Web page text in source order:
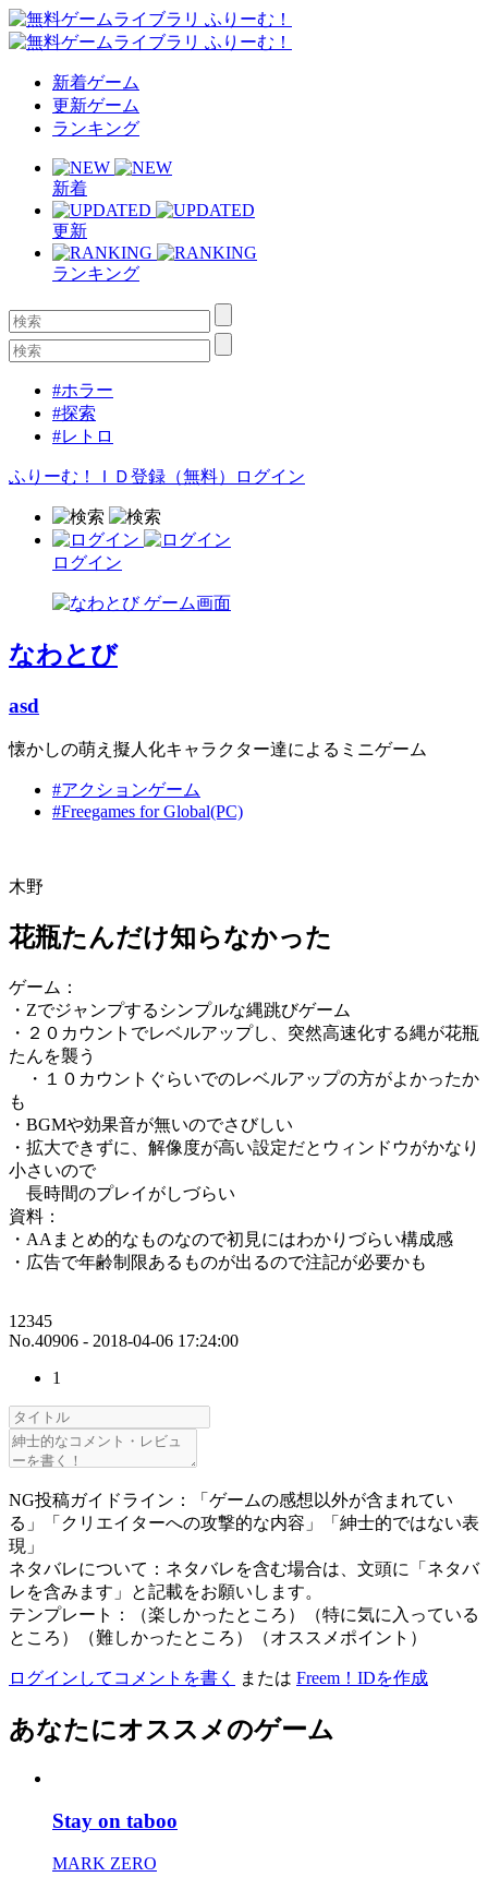
新着ゲーム
更新ゲーム
ランキング
新着
更新
ランキング
#ホラー
#探索
#レトロ
ふりーむ！ＩＤ登録（無料） ログイン
ログイン
なわとび
asd
懐かしの萌え擬人化キャラクター達によるミニゲーム
#アクションゲーム
#Freegames for Global(PC)
木野
花瓶たんだけ知らなかった
ゲーム：
・Zでジャンプするシンプルな縄跳びゲーム
・２０カウントでレベルアップし、突然高速化する縄が花瓶
たんを襲う
・１０カウントぐらいでのレベルアップの方がよかったか
も
・BGMや効果音が無いのでさびしい
・拡大できずに、解像度が高い設定だとウィンドウがかなり
小さいので
長時間のプレイがしづらい
資料：
・AAまとめ的なものなので初見にはわかりづらい構成感
・広告で年齢制限あるものが出るので注記が必要かも
12345
No.40906 - 2018-04-06 17:24:00
1
NG投稿ガイドライン：「ゲームの感想以外が含まれてい
る」「クリエイターへの攻撃的な内容」「紳士的ではない表
現」
ネタバレについて：ネタバレを含む場合は、文頭に「ネタバ
レを含みます」と記載をお願いします。
テンプレート：（楽しかったところ）（特に気に入っている
ところ）（難しかったところ）（オススメポイント）
ログインしてコメントを書く または Freem！IDを作成
あなたにオススメのゲーム
Stay on taboo
MARK ZERO